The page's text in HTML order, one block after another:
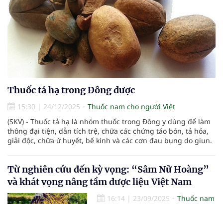
Thuốc tả hạ trong Đông dược
15:30 | 24/12/2025
Thuốc nam cho người Việt
(SKV) - Thuốc tả hạ là nhóm thuốc trong Đông y dùng để làm
thông đại tiện, dẫn tích trệ, chữa các chứng táo bón, tả hỏa,
giải độc, chữa ứ huyết, bế kinh và các cơn đau bụng do giun.
Từ nghiên cứu đến kỳ vọng: “Sâm Nữ Hoàng”
và khát vọng nâng tầm dược liệu Việt Nam
16:14 | 23/09/2025
Thuốc nam